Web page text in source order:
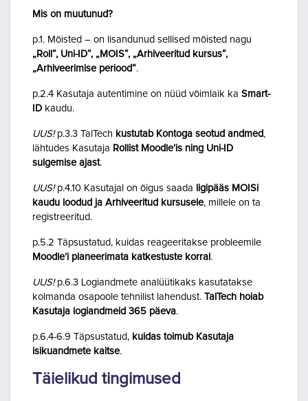
Mis on muutunud?
p.1. Mõisted – on lisandunud sellised mõisted nagu
„Roll“, Uni-ID“, „MOIS“, „Arhiveeritud kursus“,
„Arhiveerimise periood“.
p.2.4 Kasutaja autentimine on nüüd võimlaik ka Smart-
ID kaudu.
UUS!p.3.3 TalTech kustutab Kontoga seotud andmed,
lähtudes Kasutaja Rollist Moodle’is ning Uni-ID
sulgemise ajast.
UUS!p.4.10 Kasutajal on õigus saada ligipääs MOISi
kaudu loodud ja Arhiveeritud kursusele, millele on ta
registreeritud.
p.5.2 Täpsustatud, kuidas reageeritakse probleemile
Moodle’i planeerimata katkestuste korral .
UUS!p.6.3 Logiandmete analüütikaks kasutatakse
kolmanda osapoole tehnilist lahendust. TalTech hoiab
Kasutaja logiandmeid 365 päeva.
p.6.4-6.9 Täpsustatud, kuidas toimub Kasutaja
isikuandmete kaitse.
Täielikud tingimused